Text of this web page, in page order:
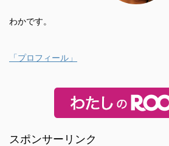
わかです。
「プロフィール」
スポンサーリンク